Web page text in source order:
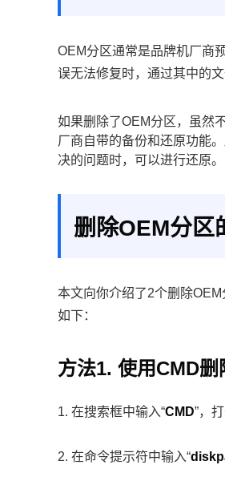
OEM分区通常是品牌机厂商
误无法修复时，通过其中的
如果删除了OEM分区，虽然
厂商自带的备份和还原功能
决的问题时，可以进行还原。
删除OEM分区
本文向你介绍了2个删除
如下：
方法1. 使用CMD删
1. 在搜索框中输入“CMD”，
2. 在命令提示符中输入“